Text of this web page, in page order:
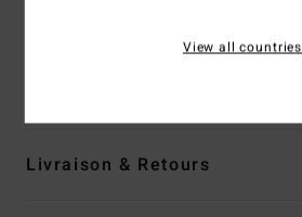
Livraison & Retours
View all countries